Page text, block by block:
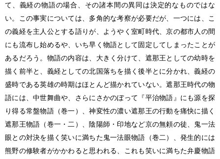
て、義経の物語の場合、その諸本間の異同は決定的なものではな
い。この事実については、多角的な考察が必要だが、一つには、こ
の義経を主人公とする語りが、ようやく室町時代、京の都市人の間
にも流布し始めるや、いち早く物語として固定してしまったことが
あるだろう。物語の内容は、大きく分けて、遮那王としての幼時を
描く前半と、義経としての北国落ちを描く後半とに分かれ、義経の
盛時である英雄の時期はほとんど描かれていない。遮那王時代の物
語には、中世舞曲や、さらにさかのぼって『平治物語』にも源を探
り得る常盤物語（巻一）、神変性の濃い遮那王の行動を痛快に描く
遮那王物語（巻一・二）、陰陽師・印地など京の無頼の徒、鬼一法
眼との対決を描く笑いに満ちた鬼一法眼物語（巻二）、発生的には
熊野の修験者がかかわると思われる、これも笑いに満ちた弁慶物語